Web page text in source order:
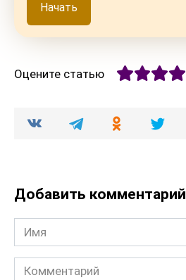
Начать
Оцените статью
Добавить комментарий
Имя
Комментарий